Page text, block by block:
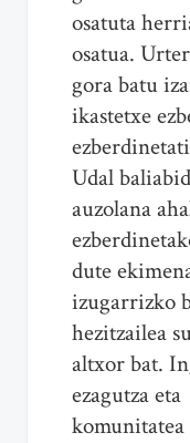
osatuta
osatua.
gora batu
ikastetxe
Udal
auzolana
dute
izugarrizko
hezitzailea
altxor bat.
ezagutza